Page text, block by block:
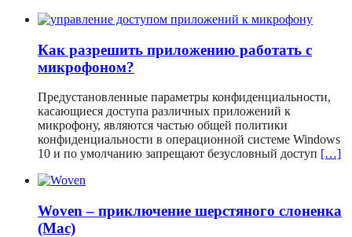
Как разрешить приложению работать с
микрофоном?
Предустановленные параметры конфиденциальности,
касающиеся доступа различных приложений к
микрофону, являются частью общей политики
конфиденциальности в операционной системе Windows
10 и по умолчанию запрещают безусловный доступ […]
Woven – приключение шерстяного слоненка
(Mac)